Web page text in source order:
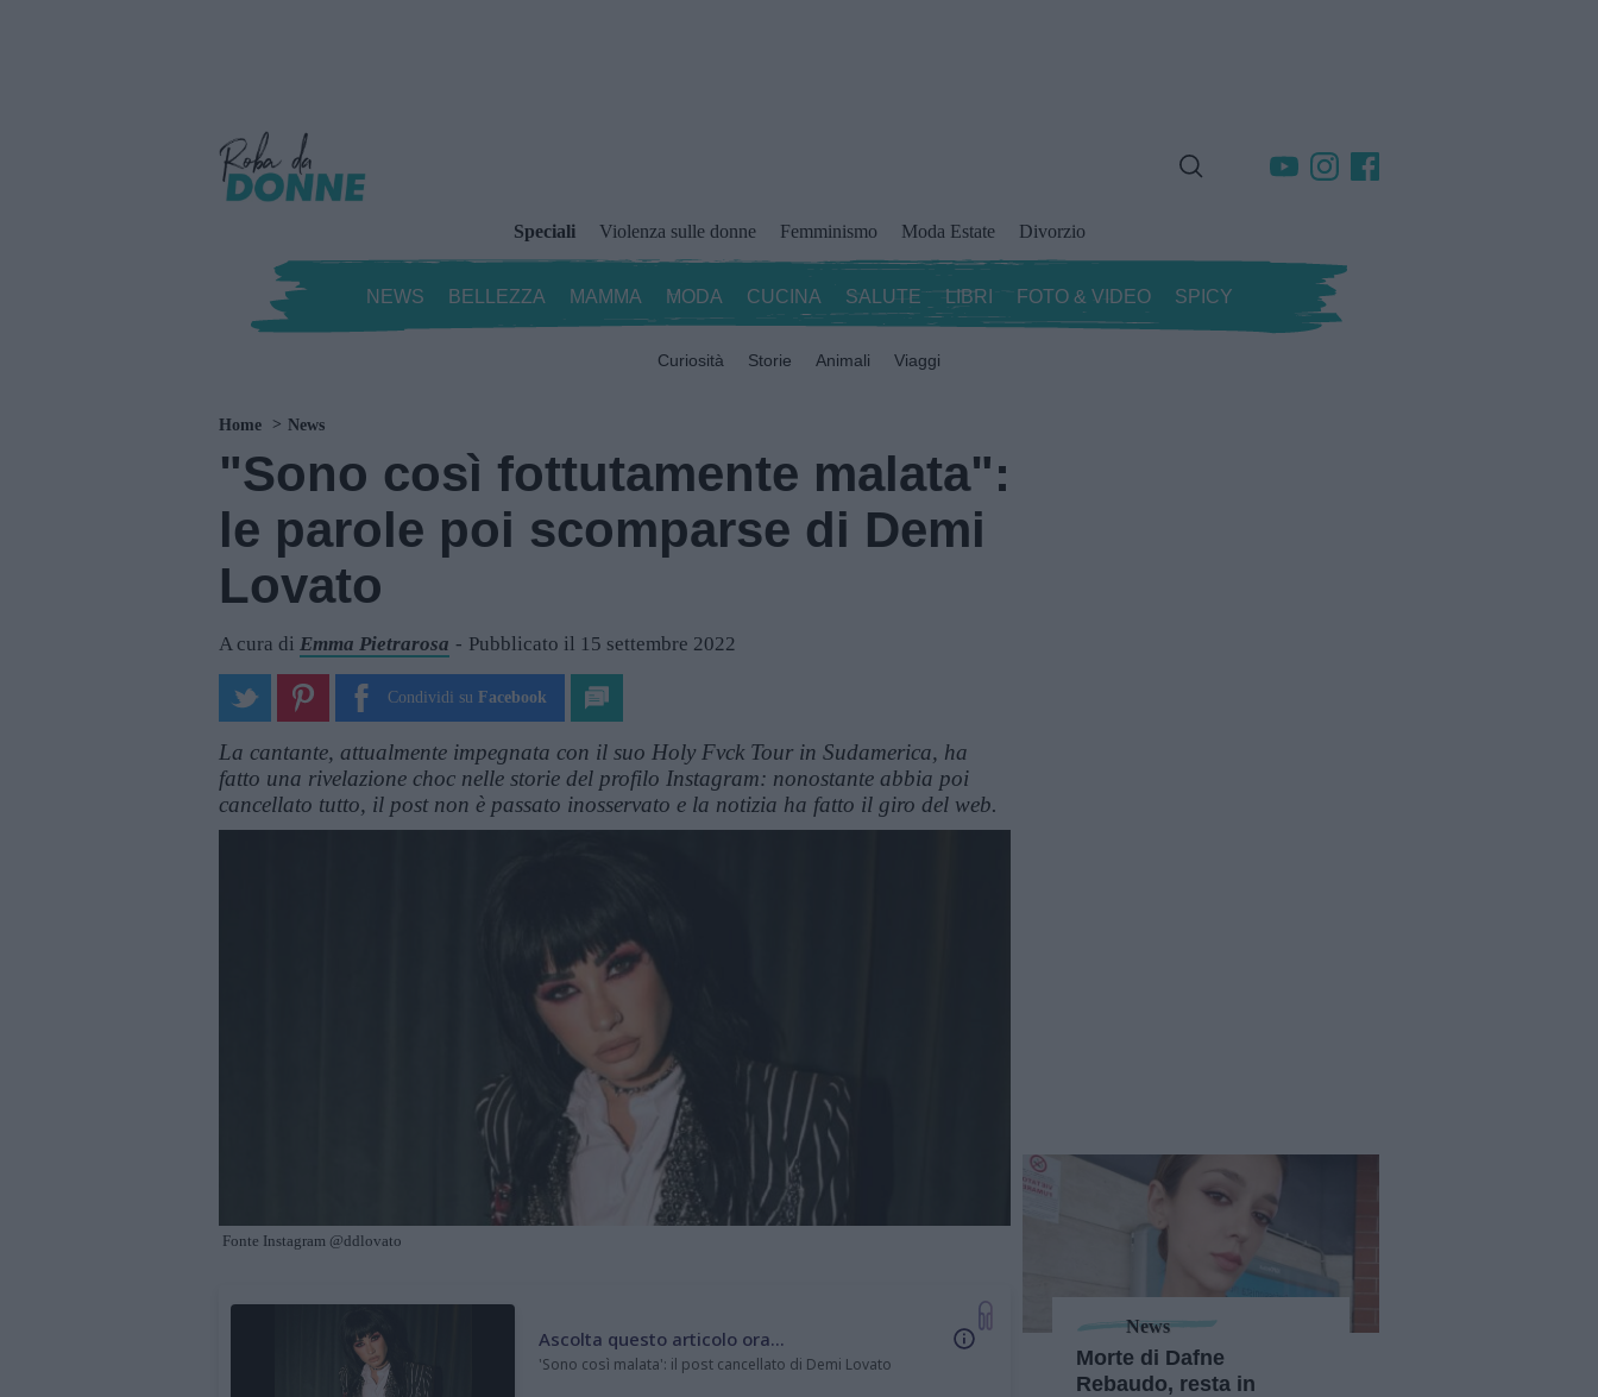
Speciali Violenza sulle donne Femminismo Moda Estate Divorzio
NEWS BELLEZZA MAMMA MODA CUCINA SALUTE LIBRI FOTO & VIDEO SPICY
Curiosità Storie Animali Viaggi
Home News
"Sono così fottutamente malata":
le parole poi scomparse di Demi
Lovato
A cura di Emma Pietrarosa Pubblicato il 15 settembre 2022
Condividi su Facebook
La cantante, attualmente impegnata con il suo Holy Fvck Tour in Sudamerica, ha
fatto una rivelazione choc nelle storie del profilo Instagram: nonostante abbia poi
cancellato tutto, il post non è passato inosservato e la notizia ha fatto il giro del web.
Fonte Instagram @ddlovato
Ascolta questo articolo ora...
'Sono così malata': il post cancellato di Demi Lovato
News
Morte di Dafne
Rebaudo, resta in